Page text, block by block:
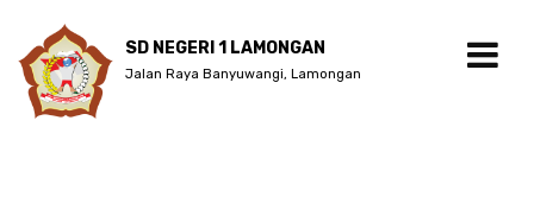
SD NEGERI 1 LAMONGAN
Jalan Raya Banyuwangi, Lamongan